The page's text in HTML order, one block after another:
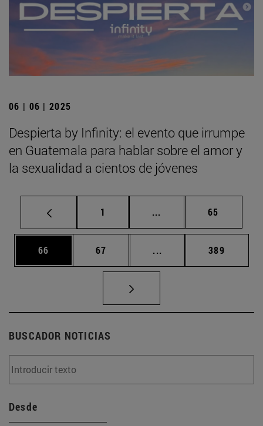
06 | 06 | 2025
Despierta by Infinity: el evento que irrumpe
en Guatemala para hablar sobre el amor y
la sexualidad a cientos de jóvenes
Página
1 ... Páginas intermedias
Página
65
Página
66 Página
67 ... Páginas intermedias
Página
389
BUSCADOR NOTICIAS
Desde